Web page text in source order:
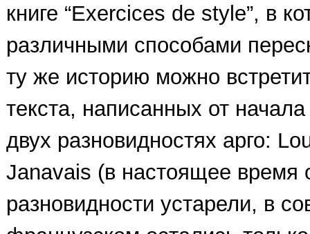
книге “Exercices de style”, в
различными способами
ту же историю можно
текста, написанных от
двух разновидностях арго:
Janavais (в настоящее время
разновидности устарели, в